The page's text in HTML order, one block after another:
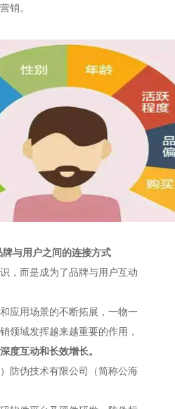
销。
牌与用户之间的连接方式
，而是成为了品牌与用户互动
应用场景的不断拓展，一物一
领域发挥越来越重要的作用，
度互动和长效增长。
防伪技术有限公司（简称公海